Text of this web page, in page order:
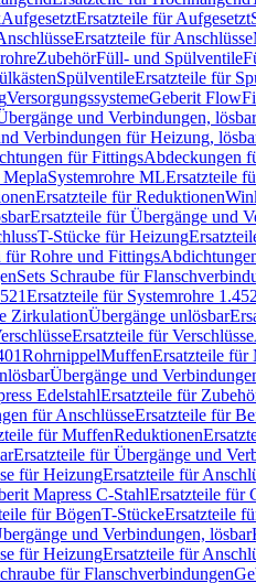
AufgesetztErsatzteile für Aufgesetzt
Ersatzteile für Anschlüsse
ZubehörFüll- und Spülventile
SpülventileErsatzteile für
VersorgungssystemeGeberit
und Verbindungen, lösbar
Verbindungen für Heizung,
für FittingsAbdeckungen
Systemrohre MLErsatzteile
Ersatzteile für Reduktionen
Ersatzteile für Übergänge und
T-Stücke für Heizung
für Rohre und Fittings
Sets Schraube für
Ersatzteile für Systemrohre
ZirkulationÜbergänge unlösbar
Ersatzteile für Verschlüsse
RohrnippelMuffenErsatzteile für
Übergänge und
EdelstahlErsatzteile für
für AnschlüsseErsatzteile für
für MuffenReduktionen
Ersatzteile für Übergänge und
für HeizungErsatzteile für
Mapress C-StahlErsatzteile für
für BögenT-StückeErsatzteile
und Verbindungen, lösbar
für HeizungErsatzteile für
für Flanschverbindungen